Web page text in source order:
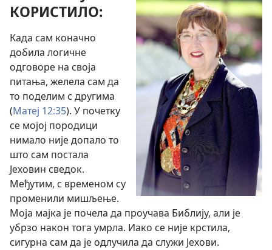
КОРИСТИЛО:
Када сам коначно
добила логичне
одговоре на своја
питања, желела сам да
то поделим с другима
(Матеј 12:35). У почетку
се мојој породици
нимало није допало то
што сам постала
Јеховин сведок.
Међутим, с временом су
променили мишљење.
Моја мајка је почела да проучава Библију, али је
убрзо након тога умрла. Иако се није крстила,
сигурна сам да је одлучила да служи Јехови.